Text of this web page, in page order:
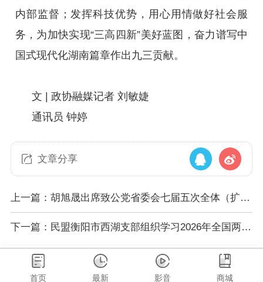
内部监督；发挥科技优势，用心用情做好社会服
务，为加快实现“三高四新”美好蓝图，奋力谱写中
国式现代化湖南篇章作出九三贡献。
文 | 政协融媒记者 刘敏婕
通讯员 钟婷
文章分享
上一篇：胡旭晟出席致公党省委会七届五次全体（扩
大）会议：在“十五五”开局起步中彰显致公担当
下一篇：民盟衡阳市西湖支部组织学习2026年全国两会
首页 最新 影音 商城